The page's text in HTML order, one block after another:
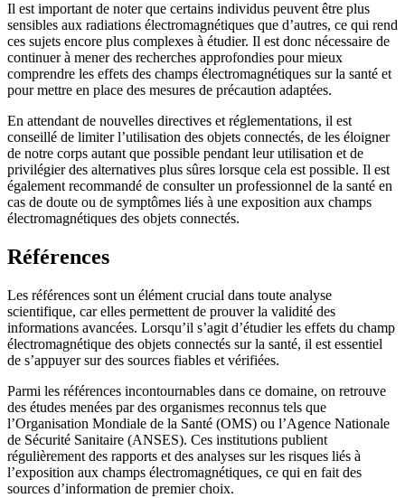
Il est important de noter que certains individus peuvent être plus
sensibles aux radiations électromagnétiques que d’autres, ce qui rend
ces sujets encore plus complexes à étudier. Il est donc nécessaire de
continuer à mener des recherches approfondies pour mieux
comprendre les effets des champs électromagnétiques sur la santé et
pour mettre en place des mesures de précaution adaptées.
En attendant de nouvelles directives et réglementations, il est
conseillé de limiter l’utilisation des objets connectés, de les éloigner
de notre corps autant que possible pendant leur utilisation et de
privilégier des alternatives plus sûres lorsque cela est possible. Il est
également recommandé de consulter un professionnel de la santé en
cas de doute ou de symptômes liés à une exposition aux champs
électromagnétiques des objets connectés.
Références
Les références sont un élément crucial dans toute analyse
scientifique, car elles permettent de prouver la validité des
informations avancées. Lorsqu’il s’agit d’étudier les effets du champ
électromagnétique des objets connectés sur la santé, il est essentiel
de s’appuyer sur des sources fiables et vérifiées.
Parmi les références incontournables dans ce domaine, on retrouve
des études menées par des organismes reconnus tels que
l’Organisation Mondiale de la Santé (OMS) ou l’Agence Nationale
de Sécurité Sanitaire (ANSES). Ces institutions publient
régulièrement des rapports et des analyses sur les risques liés à
l’exposition aux champs électromagnétiques, ce qui en fait des
sources d’information de premier choix.